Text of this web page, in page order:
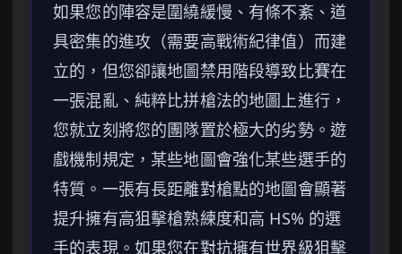
如果您的陣容是圍繞緩慢、有條不紊、道
具密集的進攻（需要高戰術紀律值）而建
立的，但您卻讓地圖禁用階段導致比賽在
一張混亂、純粹比拼槍法的地圖上進行，
您就立刻將您的團隊置於極大的劣勢。遊
戲機制規定，某些地圖會強化某些選手的
特質。一張有長距離對槍點的地圖會顯著
提升擁有高狙擊槍熟練度和高 HS% 的選
手的表現。如果您在對抗擁有世界級狙擊